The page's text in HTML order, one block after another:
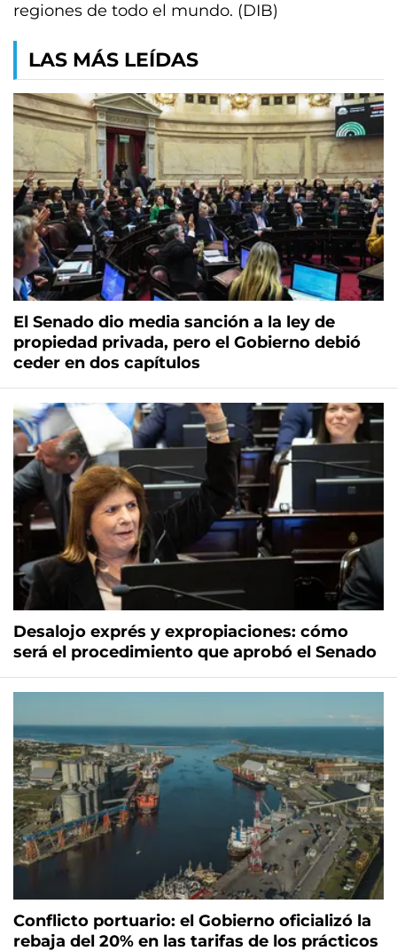
regiones de todo el mundo. (DIB)
LAS MÁS LEÍDAS
El Senado dio media sanción a la ley de
propiedad privada, pero el Gobierno debió
ceder en dos capítulos
Desalojo exprés y expropiaciones: cómo
será el procedimiento que aprobó el Senado
Conflicto portuario: el Gobierno oficializó la
rebaja del 20% en las tarifas de los prácticos